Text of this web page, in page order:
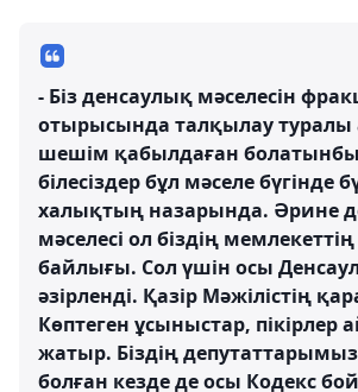
- Біз денсаулық мәселесін
отырысында талқылау
шешім қабылдаған
білесіздер бұл мәселе бүгінде
халықтың назарында. Әрине
мәселесі ол біздің
байлығы. Сол үшін осы
әзірленді. Қазір Мәжілістің
Көптеген ұсыныстар, пікірлер
жатыр. Біздің
болған кезде де осы Кодекс